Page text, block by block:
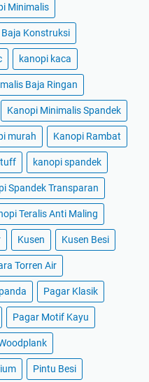
Minimalis
Konstruksi
kanopi kaca
Baja Ringan
Kanopi Minimalis Spandek
murah Kanopi Rambat
kanopi spandek
Spandek Transparan
Teralis Anti Maling
Kusen Kusen Besi
Torren Air
Pagar Klasik
Pagar Motif Kayu
Pintu Besi